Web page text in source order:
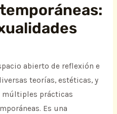
abierto de reflexión e
teorías, estéticas, y
múltiples prácticas
Es una